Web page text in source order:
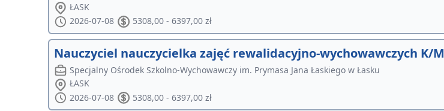
ŁASK
2026-07-08
5308,00 - 6397,00 zł
Nauczyciel nauczycielka zajęć rewalidacyjno-wychowawczych K/M
Specjalny Ośrodek Szkolno-Wychowawczy im. Prymasa Jana Łaskiego w Łasku
ŁASK
2026-07-08
5308,00 - 6397,00 zł